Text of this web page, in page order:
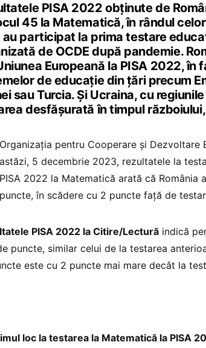
PISA 2022 obținute de
45 la Matematică, în rândul
au participat la prima testare
de OCDE după pandemie.
Europeană la PISA 2022, în
de educație din țări precum
sau Turcia. Și Ucraina, cu
desfășurată în timpul
Organizația pentru Cooperare și Dezvoltare
astăzi, 5 decembrie 2023, rezultatele la
PISA 2022 la Matematică arată că
puncte, în scădere cu 2 puncte față de
PISA 2022 la Citire/Lectură indică
puncte, similar celui de la testarea
este cu 2 puncte mai mare decât la
loc la testarea la Matematică la PISA